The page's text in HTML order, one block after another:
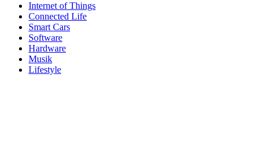
Internet of Things
Connected Life
Smart Cars
Software
Hardware
Musik
Lifestyle